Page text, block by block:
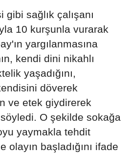
sağlık çalışanı
10 kurşunla vurarak
yargılanmasına
kendi dini nikahlı
yaşadığını,
döverek
ve etek giydirerek
O şekilde sokağa
yaymakla tehdit
olayın başladığını ifade